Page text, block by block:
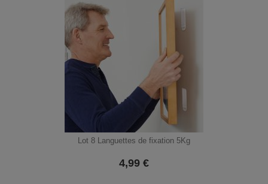
Lot 8 Languettes de fixation 5Kg
4,99 €